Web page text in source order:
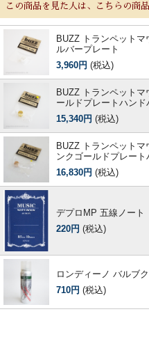
この商品を見た人は、こちらの商
BUZZ トランペット
ルバープレート
3,960円 (税込)
BUZZ トランペット
ールドプレートハン
15,340円 (税込)
BUZZ トランペット
ンクゴールドプレー
16,830円 (税込)
デプロMP 五線ノート
220円 (税込)
ロンディーノ バルブ
710円 (税込)